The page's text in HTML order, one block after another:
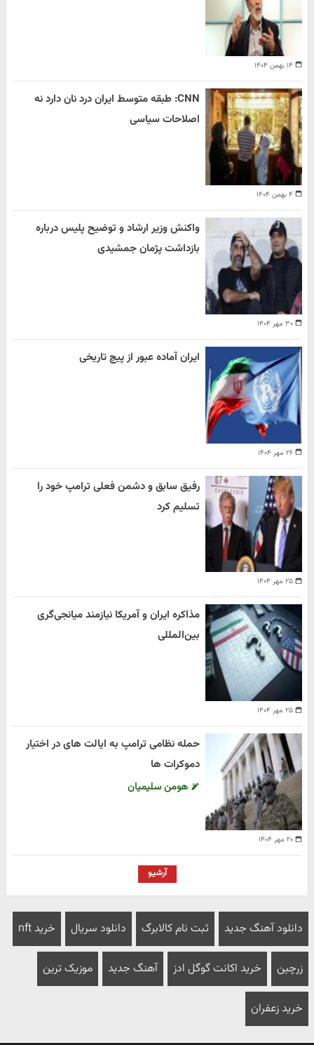
۱۴ بهمن ۱۴۰۴
۴ بهمن ۱۴۰۴
CNN: طبقه متوسط ایران درد نان دارد نه
اصلاحات سیاسی
۳۰ مهر ۱۴۰۴
واکنش وزیر ارشاد و توضیح پلیس درباره
بازداشت پژمان جمشیدی
۲۶ مهر ۱۴۰۴
ایران آماده عبور از پیچ تاریخی
۲۵ مهر ۱۴۰۴
رفیق سابق و دشمن فعلی ترامپ خود را
تسلیم کرد
۲۵ مهر ۱۴۰۴
مذاکره ایران و آمریکا نیازمند میانجی‌گری
بین‌المللی
۲۰ مهر ۱۴۰۴
حمله نظامی ترامپ به ایالت های در اختیار
دموکرات ها
هومن سلیمیان
آرشیو
دانلود آهنگ جدید ثبت نام کالابرگ دانلود سریال خرید nft
زرچین خرید اکانت گوگل ادز آهنگ جدید موزیک ترین
خرید زعفران